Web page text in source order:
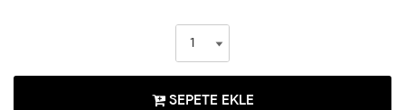
SEPETE EKLE